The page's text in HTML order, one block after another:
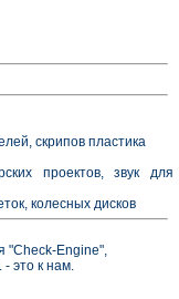
скрипов пластика
проектов, звук для
колесных дисков
"Check-Engine",
это к нам.